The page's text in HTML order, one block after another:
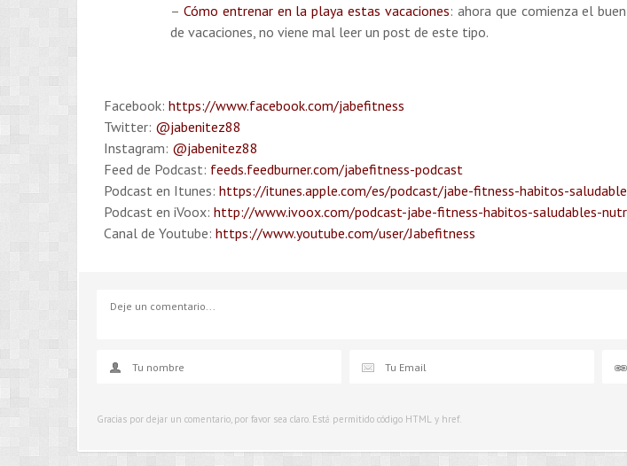
– Cómo entrenar en la playa estas vacaciones: ahora que comienza el
de vacaciones, no viene mal leer un post de este tipo.
Facebook: https://www.facebook.com/jabefitness
Twitter: @jabenitez88
Instagram: @jabenitez88
Feed de Podcast: feeds.feedburner.com/jabefitness-podcast
Podcast en Itunes: https://itunes.apple.com/es/podcast/jabe-fitness-habitos-
Podcast en iVoox: http://www.ivoox.com/podcast-jabe-fitness-habitos-saludables-
Canal de Youtube: https://www.youtube.com/user/Jabefitness
Gracias por dejar un comentario, por favor sea claro. Está permitido código HTML y href.